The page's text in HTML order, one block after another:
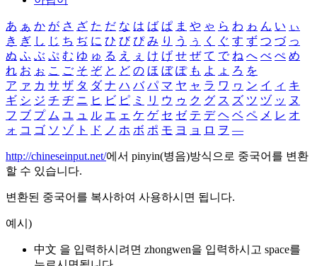
あ ぁ か が さ ざ た だ な は ば ぱ ま や ゃ ら わ ゎ ん い ぃ
き ぎ し じ ち ぢ に ひ び ぴ み り う ぅ く ぐ す ず つ づ っ
ぬ ふ ぶ ぷ む ゆ ゅ る え ぇ け げ せ ぜ て で ね へ べ ぺ め
れ お ぉ こ ご そ ぞ と ど の ほ ぼ ぽ も よ ょ ろ を
ア ァ カ サ ザ タ ダ ナ ハ バ パ マ ヤ ャ ラ ワ ヮ ン イ ィ キ
ギ シ ジ チ ヂ ニ ヒ ビ ピ ミ リ ウ ゥ ク グ ス ズ ツ ヅ ッ ヌ
フ ブ プ ム ユ ュ ル エ ェ ケ ゲ セ ゼ テ デ ヘ ベ ペ メ レ オ
ォ コ ゴ ソ ゾ ト ド ノ ホ ボ ポ モ ヨ ョ ロ ヲ ―
http://chineseinput.net/에서 pinyin(병음)방식으로 중국어를 변환
할 수 있습니다.
변환된 중국어를 복사하여 사용하시면 됩니다.
예시)
中文 을 입력하시려면 zhongwen을 입력하시고 space를